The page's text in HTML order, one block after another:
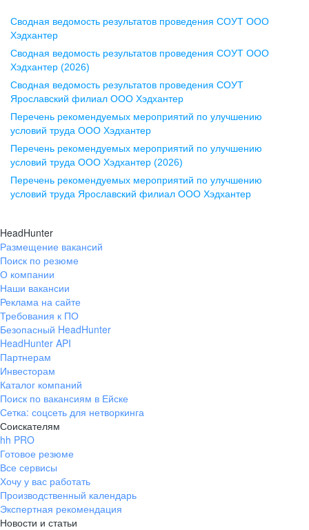
Воронеж
ул. Комиссаржевской, д. 10,
офис 1212
+7 473 280-05-05
pr@vrn.hh.ru
ул. Спартаковская, д. 2А, этаж 3,
помещение 15
+7 843 212-12-50
Екатеринбург
ул. Боевых Дружин, стр. 20,
+7 343 226-79-99
pr@ural.hh.ru
ул. Янковского, д. 169, 7 этаж,
706 каб.
+7 861 205-55-57
pr@krd.hh.ru
Владивосток
пер. Ланинский д. 4, офис 3.4
+7 423 202-33-28
pr@dv.hh.ru
Сводная ведомость результатов проведения СОУТ ООО
Хэдхантер
Сводная ведомость результатов проведения СОУТ ООО
Хэдхантер (2026)
Сводная ведомость результатов проведения СОУТ
Ярославский филиал ООО Хэдхантер
Перечень рекомендуемых мероприятий по улучшению
условий труда ООО Хэдхантер
Перечень рекомендуемых мероприятий по улучшению
условий труда ООО Хэдхантер (2026)
Перечень рекомендуемых мероприятий по улучшению
условий труда Ярославский филиал ООО Хэдхантер
HeadHunter
Размещение вакансий
Поиск по резюме
О компании
Наши вакансии
Реклама на сайте
Требования к ПО
Безопасный HeadHunter
HeadHunter API
Партнерам
Инвесторам
Каталог компаний
Поиск по вакансиям в Ейске
Сетка: соцсеть для нетворкинга
Соискателям
hh PRO
Готовое резюме
Все сервисы
Хочу у вас работать
Производственный календарь
Экспертная рекомендация
Новости и статьи